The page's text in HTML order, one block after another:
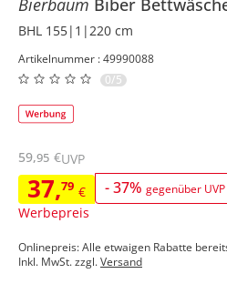
Bierbaum Biber
BHL 155|1|220 cm
Artikelnummer : 49990088
0/5
37,79 € -37% gegenüber UVP
Werbepreis
59,95 €UVP
Onlinepreis: Alle etwaigen Rabatte
Inkl. MwSt. zzgl.Versand